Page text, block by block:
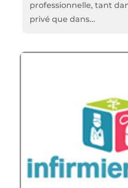
professionnelle, tant
privé que dans...